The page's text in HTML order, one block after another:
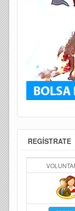
REGÍSTRATE